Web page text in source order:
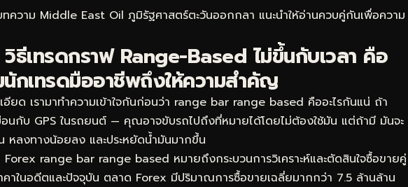
ความ Middle East Oil ภูมิรัฐศาสตร์ตะวันออกกลา แนะนำให้อ่านควบคู่กันเพื่อความ
ธีเทรดกราฟ Range-Based ไม่ขึ้นกับเวลา คือ
นักเทรดมืออาชีพถึงให้ความสำคัญ
อียด เรามาทำความเข้าใจกันก่อนว่า range bar range based คืออะไรกันแน่ ถ้า
นกับ GPS ในรถยนต์ — คุณอาจขับรถไปถึงที่หมายได้โดยไม่ต้องใช้มัน แต่ถ้ามี มันจะ
หลงทางน้อยลง และประหยัดน้ำมันมากขึ้น
Forex range bar range based หมายถึงกระบวนการวิเคราะห์และตัดสินใจซื้อขายคู่
คาในอดีตและปัจจุบัน ตลาด Forex มีปริมาณการซื้อขายเฉลี่ยมากกว่า 7.5 ล้านล้าน